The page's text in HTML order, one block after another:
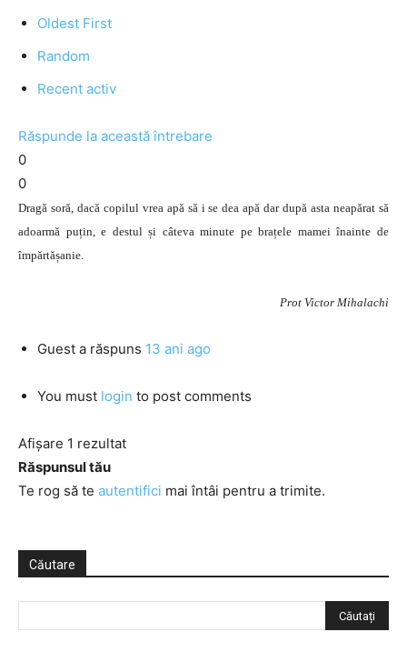
Oldest First
Random
Recent activ
Răspunde la această întrebare
0
0
Dragă soră, dacă copilul vrea apă să i se dea apă dar după asta neapărat să
adoarmă puțin, e destul și câteva minute pe brațele mamei înainte de
împărtășanie.
Prot Victor Mihalachi
Guest a răspuns 13 ani ago
You must login to post comments
Afișare 1 rezultat
Răspunsul tău
Te rog să te autentifici mai întâi pentru a trimite.
Căutare